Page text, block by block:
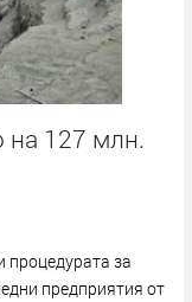
на 127 млн.
процедурата за
предприятия от